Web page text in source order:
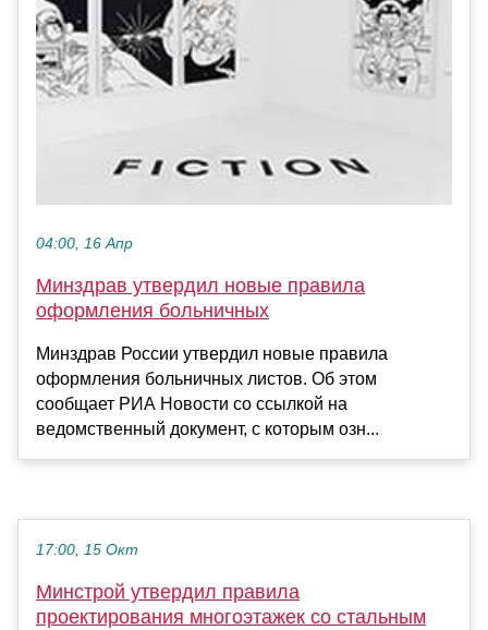
04:00, 16 Апр
Минздрав утвердил новые правила
оформления больничных
Минздрав России утвердил новые правила
оформления больничных листов. Об этом
сообщает РИА Новости со ссылкой на
ведомственный документ, с которым озн...
17:00, 15 Окт
Минстрой утвердил правила
проектирования многоэтажек со стальным